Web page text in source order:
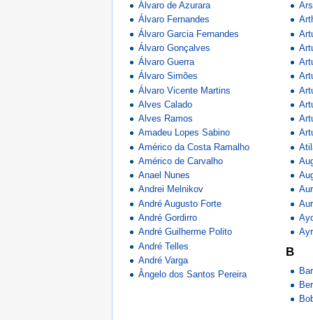
Álvaro de Azurara
Álvaro Fernandes
Álvaro Garcia Fernandes
Álvaro Gonçalves
Álvaro Guerra
Álvaro Simões
Álvaro Vicente Martins
Alves Calado
Alves Ramos
Amadeu Lopes Sabino
Américo da Costa Ramalho
Américo de Carvalho
Anael Nunes
Andrei Melnikov
André Augusto Forte
André Gordirro
André Guilherme Polito
André Telles
André Varga
Ângelo dos Santos Pereira
B